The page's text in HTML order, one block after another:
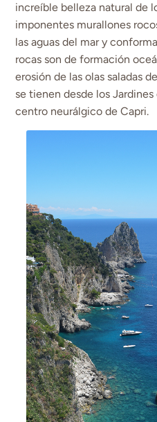
increíble belleza natural de
imponentes murallones
las aguas del mar y
rocas son de formación
erosión de las olas saladas
se tienen desde los
centro neurálgico de Capri.